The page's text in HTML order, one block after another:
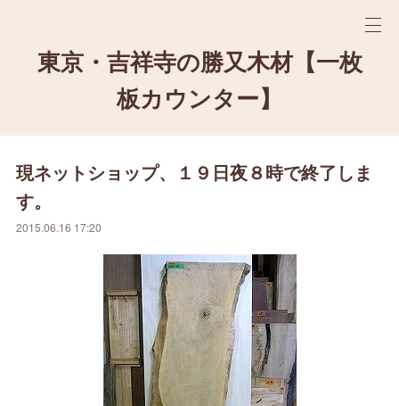
東京・吉祥寺の勝又木材【一枚
板カウンター】
現ネットショップ、１９日夜８時で終了しま
す。
2015.06.16 17:20